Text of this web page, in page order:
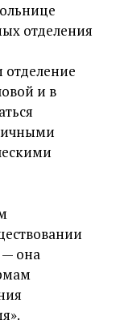
отделения
отделение
и в
— она